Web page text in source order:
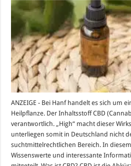
–
im
ANZEIGE - Bei Hanf handelt es sich um
Heilpflanze. Der Inhaltsstoff CBD
verantwortlich. „High“ macht dieser
unterliegen somit in Deutschland nicht
suchtmittelrechtlichen Bereich. In
Wissenswerte und interessante